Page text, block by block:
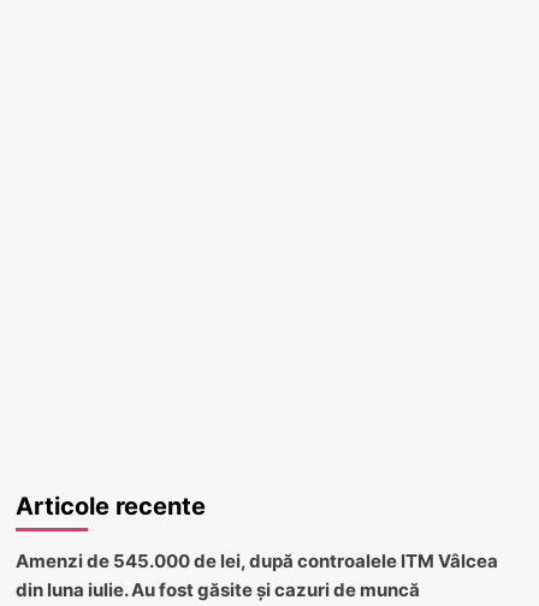
Articole recente
Amenzi de 545.000 de lei, după controalele ITM Vâlcea
din luna iulie. Au fost găsite și cazuri de muncă